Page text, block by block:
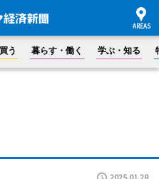
買う 暮らす・働く 学ぶ・知る